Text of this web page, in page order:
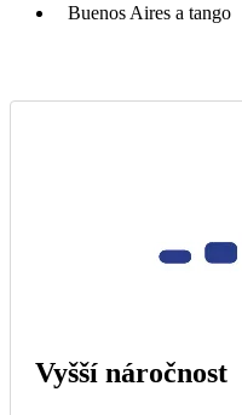
Buenos Aires a tango
Vyšší náročnost